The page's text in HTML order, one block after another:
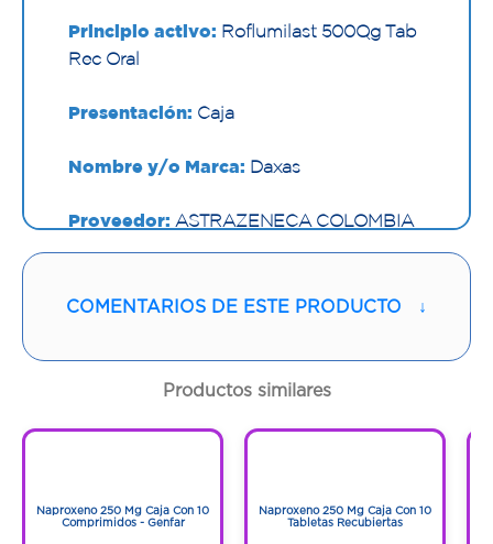
Principio activo: Roflumilast 500µg Tab
Rec Oral
Presentación: Caja
Nombre y/o Marca: Daxas
Proveedor: ASTRAZENECA COLOMBIA
S.A
Vía de administración:ORAL
Contenido:1 Und
COMENTARIOS DE ESTE PRODUCTO ↓
Productos similares
Naproxeno 250 Mg Caja Con 10
Comprimidos - Genfar
Naproxeno 250 Mg Caja Con 10
Tabletas Recubiertas